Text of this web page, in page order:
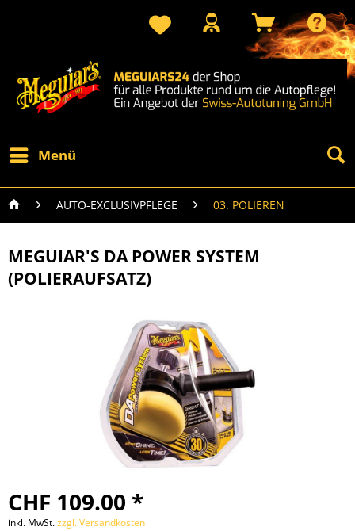
Menü
AUTO-EXCLUSIVPFLEGE 03. POLIEREN
MEGUIAR'S DA POWER SYSTEM
(POLIERAUFSATZ)
CHF 109.00 *
inkl. MwSt.zzgl. Versandkosten